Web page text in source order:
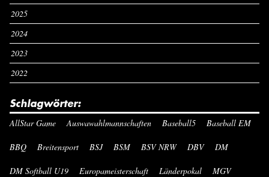
2025
2024
2023
2022
Schlagwörter:
AllStar Game Auswawahlmannschaften Baseball5 Baseball EM
BBQ Breitensport BSJ BSM BSV NRW DBV DM
DM Softball U19 Europameisterschaft Länderpokal MGV